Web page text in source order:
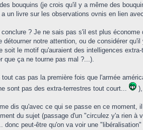
bouquins (je crois qu'il y a même des
un livre sur les observations ovnis en lien
conclure ? Je ne sais pas s'il est plus
détourner notre attention, ou de considérer
soit le motif qu'auraient des intelligences
que ça ne tourne pas mal ?...).
tout cas pas la première fois que l'armée
sont pas des extra-terrestres tout court...
),
dis qu'avec ce qui se passe en ce moment,
du sujet (passage d'un "circulez y'a rien à
donc peut-être qu'on va voir une